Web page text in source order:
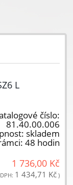
L
číslo:
81.40.00.006
skladem
48 hodin
1 736,00 Kč
1 434,71 Kč )